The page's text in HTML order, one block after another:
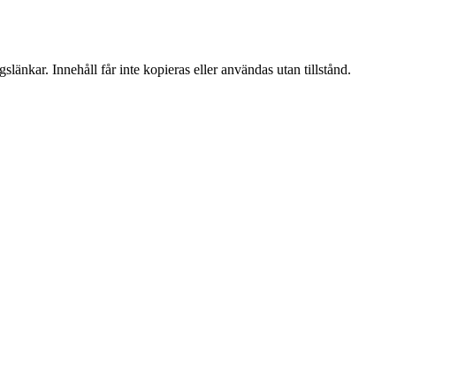
Innehåll får inte kopieras eller användas utan tillstånd.